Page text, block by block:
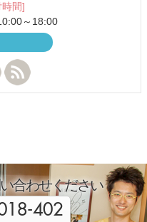
間]
～18:00
合わせください
402